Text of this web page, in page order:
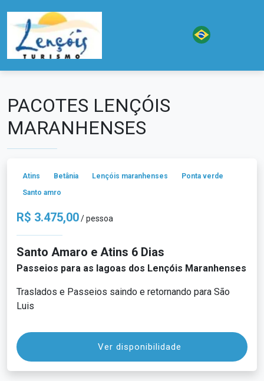
PACOTES LENÇÓIS
MARANHENSES
Atins Betânia Lençóis maranhenses
Ponta verde
Santo amro
R$ 3.475,00/ pessoa
Santo Amaro e Atins 6 Dias
Passeios para as lagoas dos Lençóis Maranhenses
Traslados e Passeios saindo e retornando para São
Luis
Ver disponibilidade